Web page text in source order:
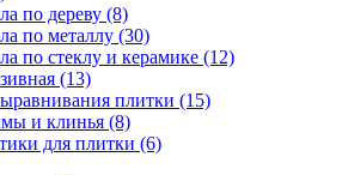
по дереву (8)
по металлу (30)
по стеклу и керамике (12)
(13)
плитки (15)
и клинья (8)
для плитки (6)